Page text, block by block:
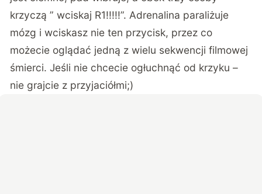
krzyczą ” wciskaj R1!!!!!”. Adrenalina paraliżuje
mózg i wciskasz nie ten przycisk, przez co
możecie oglądać jedną z wielu sekwencji filmowej
śmierci. Jeśli nie chcecie ogłuchnąć od krzyku –
nie grajcie z przyjaciółmi;)